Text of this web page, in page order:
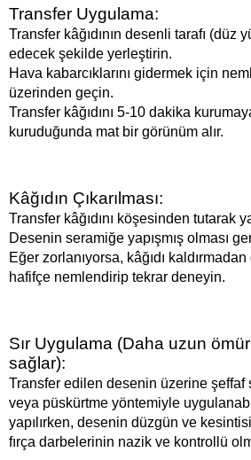
Transfer Uygulama:
Transfer kâğıdının desenli tarafı (düz
edecek şekilde yerleştirin.
Hava kabarcıklarını gidermek için
üzerinden geçin.
Transfer kâğıdını 5-10 dakika
kuruduğunda mat bir görünüm alır.
Kâğıdın Çıkarılması:
Transfer kâğıdını köşesinden tutarak
Desenin seramiğe yapışmış olması
Eğer zorlanıyorsa, kâğıdı
hafifçe nemlendirip tekrar deneyin.
Sır Uygulama (Daha uzun
sağlar):
Transfer edilen desenin üzerine şeffaf
veya püskürtme yöntemiyle
yapılırken, desenin düzgün ve
fırça darbelerinin nazik ve kontrollü